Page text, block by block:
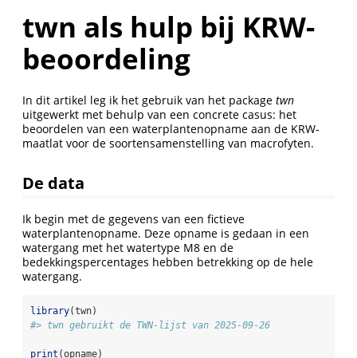
twn als hulp bij KRW-
beoordeling
In dit artikel leg ik het gebruik van het package twn
uitgewerkt met behulp van een concrete casus: het
beoordelen van een waterplantenopname aan de KRW-
maatlat voor de soortensamenstelling van macrofyten.
De data
Ik begin met de gegevens van een fictieve
waterplantenopname. Deze opname is gedaan in een
watergang met het watertype M8 en de
bedekkingspercentages hebben betrekking op de hele
watergang.
library(twn)
#> twn gebruikt de TWN-lijst van 2025-09-26
print (opname)